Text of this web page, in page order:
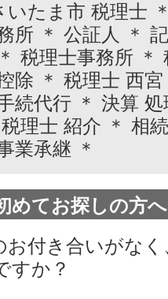
いたま市 税理士
所 ＊ 公証人 ＊
税理士事務所
除 ＊ 税理士 西
続代行 ＊ 決算
理士 紹介 ＊ 相
業承継 ＊
めてお探しの方へ
お付き合いがな
すか？